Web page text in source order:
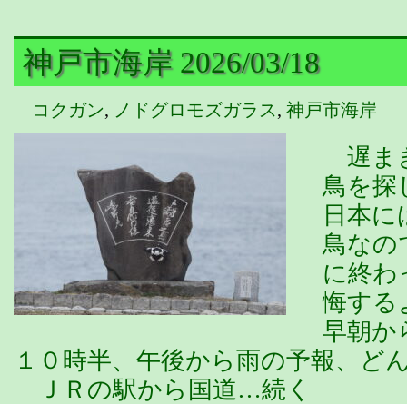
神戸市海岸 2026/03/18
コクガン, ノドグロモズガラス, 神戸市海岸
遅ま
鳥を
日本
鳥なの
に終わ
悔する
早朝
１０時半、午後から雨の予報、ど
ＪＲの駅から国道…続く